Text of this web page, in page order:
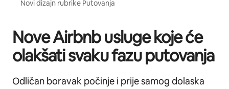
Novi dizajn rubrike Putovanja
Nove Airbnb usluge koje će
olakšati svaku fazu putovanja
Odličan boravak počinje i prije samog dolaska